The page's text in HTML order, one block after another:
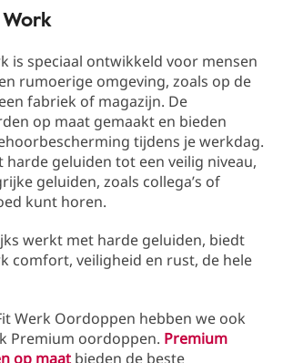
is speciaal ontwikkeld voor mensen
rumoerige omgeving, zoals op de
fabriek of magazijn. De
op maat gemaakt en bieden
tijdens je werkdag.
geluiden tot een veilig niveau,
geluiden, zoals collega’s of
kunt horen.
werkt met harde geluiden, biedt
comfort, veiligheid en rust, de hele
Werk Oordoppen hebben we ook
Premium oordoppen. Premium
op maat bieden de beste